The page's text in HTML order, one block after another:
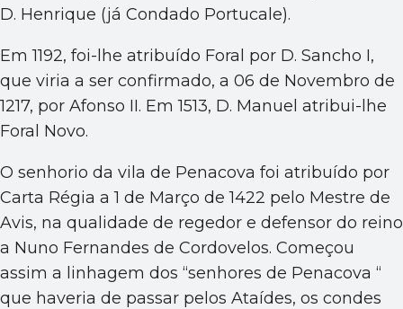
D. Henrique (já Condado Portucale).
Em 1192, foi-lhe atribuído Foral por D. Sancho I,
que viria a ser confirmado, a 06 de Novembro de
1217, por Afonso II. Em 1513, D. Manuel atribui-lhe
Foral Novo.
O senhorio da vila de Penacova foi atribuído por
Carta Régia a 1 de Março de 1422 pelo Mestre de
Avis, na qualidade de regedor e defensor do reino
a Nuno Fernandes de Cordovelos. Começou
assim a linhagem dos “senhores de Penacova “
que haveria de passar pelos Ataídes, os condes